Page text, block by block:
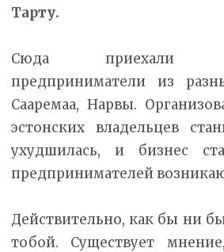
Тарту.
Сюда приехали
предприниматели из
Сааремаа, Нарвы.
эстонских владельцев
ухудшилась, и бизнес
предпринимателей
Действительно, как бы ни
тобой. Существует